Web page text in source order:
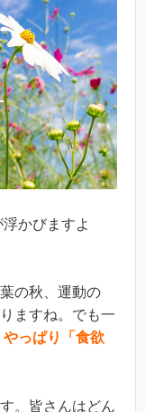
かびますよ
の秋、運動の
ますね。でも一
やっぱり「食欲
。皆さんはどん